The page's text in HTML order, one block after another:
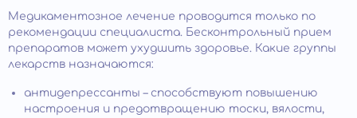
Медикаментозное лечение проводится только по
рекомендации специалиста. Бесконтрольный прием
препаратов может ухудшить здоровье. Какие группы
лекарств назначаются:
антидепрессанты – способствуют повышению
настроения и предотвращению тоски, вялости,